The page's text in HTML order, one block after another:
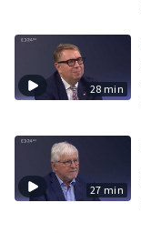
28 min
27 min